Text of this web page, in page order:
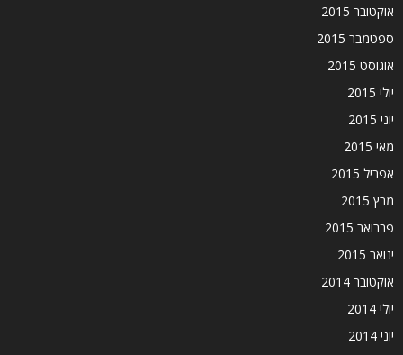
אוקטובר 2015
ספטמבר 2015
אוגוסט 2015
יולי 2015
יוני 2015
מאי 2015
אפריל 2015
מרץ 2015
פברואר 2015
ינואר 2015
אוקטובר 2014
יולי 2014
יוני 2014